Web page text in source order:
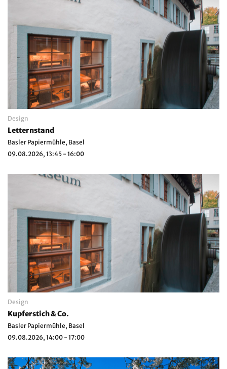
Design
Letternstand
Basler Papiermühle, Basel
09.08.2026, 13:45 - 16:00
Design
Kupferstich & Co.
Basler Papiermühle, Basel
09.08.2026, 14:00 - 17:00